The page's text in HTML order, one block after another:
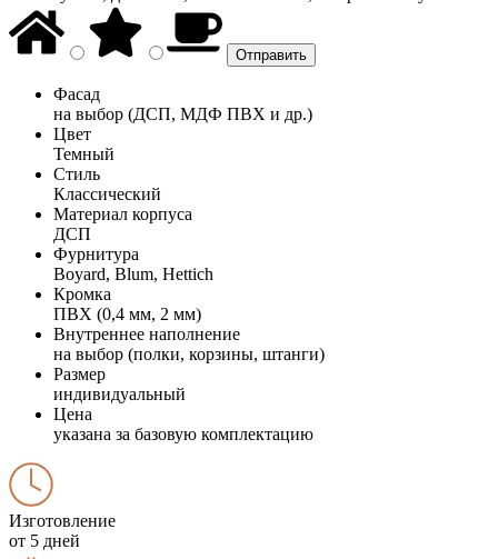
Фасад
на выбор (ДСП, МДФ ПВХ и др.)
Цвет
Темный
Стиль
Классический
Материал корпуса
ДСП
Фурнитура
Boyard, Blum, Hettich
Кромка
ПВХ (0,4 мм, 2 мм)
Внутреннее наполнение
на выбор (полки, корзины, штанги)
Размер
индивидуальный
Цена
указана за базовую комплектацию
Изготовление
от 5 дней